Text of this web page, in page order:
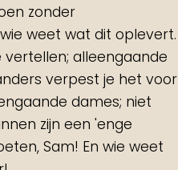
zonder
weet wat dit oplevert.
alleengaande
verpest je het voor
dames; niet
zijn een 'enge
Sam! En wie weet